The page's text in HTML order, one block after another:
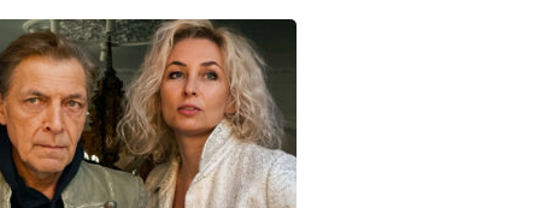
- 14:39 87
Prezident İlham Əliyevə